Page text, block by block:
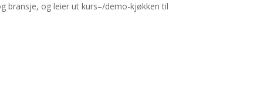
bransje, og leier ut kurs–/demo-kjøkken til